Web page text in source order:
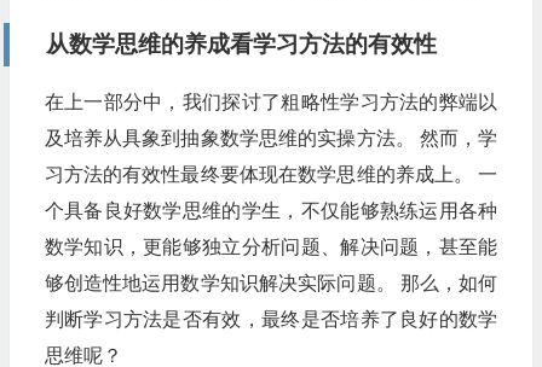
从数学思维的养成看学习方法的有效性
在上一部分中，我们探讨了粗略性学习方法的弊端以
及培养从具象到抽象数学思维的实操方法。 然而，学
习方法的有效性最终要体现在数学思维的养成上。 一
个具备良好数学思维的学生，不仅能够熟练运用各种
数学知识，更能够独立分析问题、解决问题，甚至能
够创造性地运用数学知识解决实际问题。 那么，如何
判断学习方法是否有效，最终是否培养了良好的数学
思维呢？